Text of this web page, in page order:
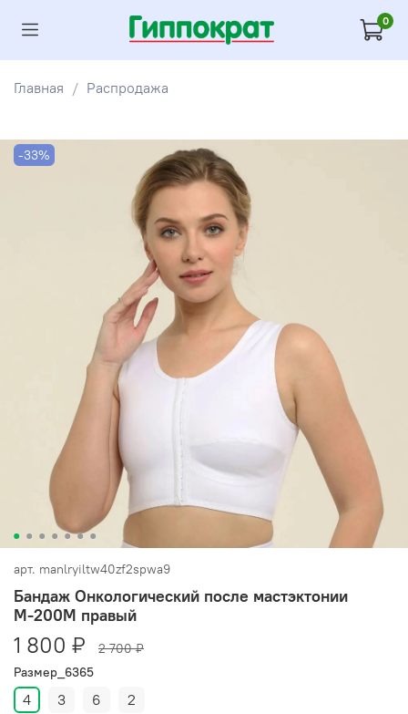
0
Главная Распродажа
-33%
арт. manlryiltw40zf2spwa9
Бандаж Онкологический после мастэктонии
М-200М правый
1 800 ₽
2 700 ₽
Размер_6365
4 3 6 2